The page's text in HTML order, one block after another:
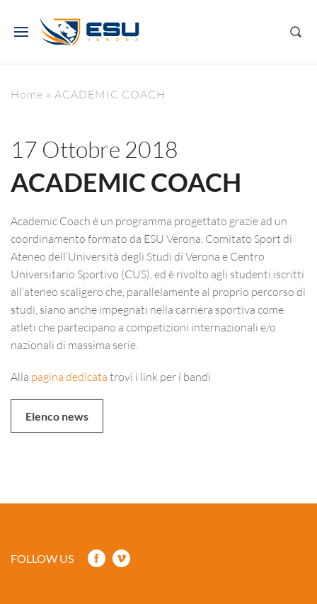
Home » ACADEMIC COACH
17 Ottobre 2018
ACADEMIC COACH
Academic Coach è un programma progettato grazie ad un
coordinamento formato da ESU Verona, Comitato Sport di
Ateneo dell’Università degli Studi di Verona e Centro
Universitario Sportivo (CUS), ed è rivolto agli studenti iscritti
all’ateneo scaligero che, parallelamente al proprio percorso di
studi, siano anche impegnati nella carriera sportiva come
atleti che partecipano a competizioni internazionali e/o
nazionali di massima serie.
Alla pagina dedicata trovi i link per i bandi
Elenco news
FOLLOW US